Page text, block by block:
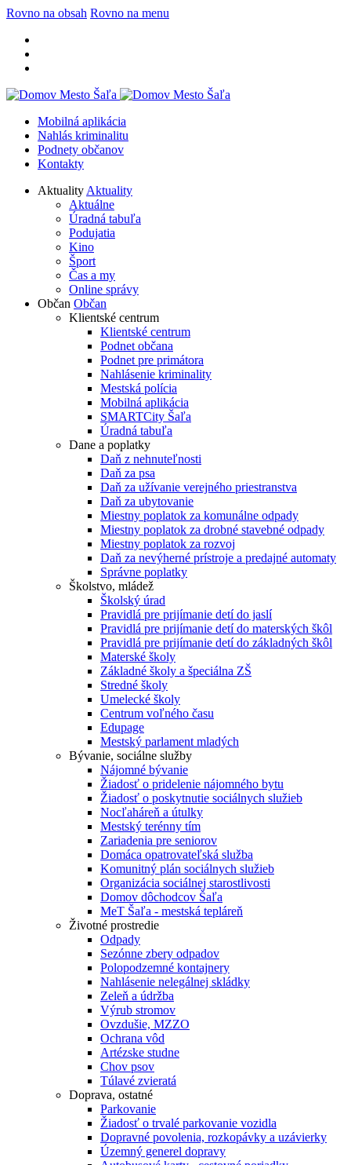
Rovno na obsah Rovno na menu
Mobilná aplikácia
Nahlás kriminalitu
Podnety občanov
Kontakty
Aktuality Aktuality
Aktuálne
Úradná tabuľa
Podujatia
Kino
Šport
Čas a my
Online správy
Občan Občan
Klientské centrum
Klientské centrum
Podnet občana
Podnet pre primátora
Nahlásenie kriminality
Mestská polícia
Mobilná aplikácia
SMARTCity Šaľa
Úradná tabuľa
Dane a poplatky
Daň z nehnuteľnosti
Daň za psa
Daň za užívanie verejného priestranstva
Daň za ubytovanie
Miestny poplatok za komunálne odpady
Miestny poplatok za drobné stavebné odpady
Miestny poplatok za rozvoj
Daň za nevýherné prístroje a predajné automaty
Správne poplatky
Školstvo, mládež
Školský úrad
Pravidlá pre prijímanie detí do jaslí
Pravidlá pre prijímanie detí do materských škôl
Pravidlá pre prijímanie detí do základných škôl
Materské školy
Základné školy a špeciálna ZŠ
Stredné školy
Umelecké školy
Centrum voľného času
Edupage
Mestský parlament mladých
Bývanie, sociálne služby
Nájomné bývanie
Žiadosť o pridelenie nájomného bytu
Žiadosť o poskytnutie sociálnych služieb
Nocľaháreň a útulky
Mestský terénny tím
Zariadenia pre seniorov
Domáca opatrovateľská služba
Komunitný plán sociálnych služieb
Organizácia sociálnej starostlivosti
Domov dôchodcov Šaľa
MeT Šaľa - mestská tepláreň
Životné prostredie
Odpady
Sezónne zbery odpadov
Polopodzemné kontajnery
Nahlásenie nelegálnej skládky
Zeleň a údržba
Výrub stromov
Ovzdušie, MZZO
Ochrana vôd
Artézske studne
Chov psov
Túlavé zvieratá
Doprava, ostatné
Parkovanie
Žiadosť o trvalé parkovanie vozidla
Dopravné povolenia, rozkopávky a uzávierky
Územný generel dopravy